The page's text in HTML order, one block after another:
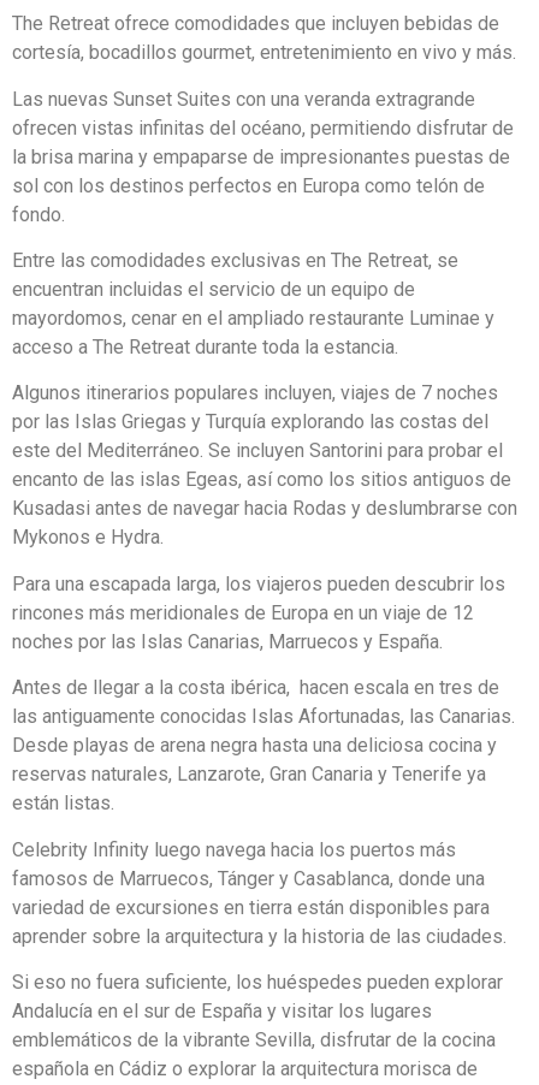
The Retreat ofrece comodidades que incluyen bebidas de
cortesía, bocadillos gourmet, entretenimiento en vivo y más.
Las nuevas Sunset Suites con una veranda extragrande
ofrecen vistas infinitas del océano, permitiendo disfrutar de
la brisa marina y empaparse de impresionantes puestas de
sol con los destinos perfectos en Europa como telón de
fondo.
Entre las comodidades exclusivas en The Retreat, se
encuentran incluidas el servicio de un equipo de
mayordomos, cenar en el ampliado restaurante Luminae y
acceso a The Retreat durante toda la estancia.
Algunos itinerarios populares incluyen, viajes de 7 noches
por las Islas Griegas y Turquía explorando las costas del
este del Mediterráneo. Se incluyen Santorini para probar el
encanto de las islas Egeas, así como los sitios antiguos de
Kusadasi antes de navegar hacia Rodas y deslumbrarse con
Mykonos e Hydra.
Para una escapada larga, los viajeros pueden descubrir los
rincones más meridionales de Europa en un viaje de 12
noches por las Islas Canarias, Marruecos y España.
Antes de llegar a la costa ibérica, hacen escala en tres de
las antiguamente conocidas Islas Afortunadas, las Canarias.
Desde playas de arena negra hasta una deliciosa cocina y
reservas naturales, Lanzarote, Gran Canaria y Tenerife ya
están listas.
Celebrity Infinity luego navega hacia los puertos más
famosos de Marruecos, Tánger y Casablanca, donde una
variedad de excursiones en tierra están disponibles para
aprender sobre la arquitectura y la historia de las ciudades.
Si eso no fuera suficiente, los huéspedes pueden explorar
Andalucía en el sur de España y visitar los lugares
emblemáticos de la vibrante Sevilla, disfrutar de la cocina
española en Cádiz o explorar la arquitectura morisca de